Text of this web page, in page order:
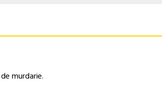
murdarie.